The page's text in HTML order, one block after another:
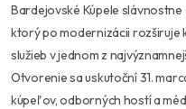
Bardejovské Kúpele
ktorý po modernizácii rozširuje
služieb v jednom z
Otvorenie sa uskutoční 31.
kúpeľov, odborných hostí a